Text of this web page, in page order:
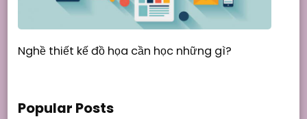
Nghề thiết kế đồ họa cần học những gì?
Popular Posts